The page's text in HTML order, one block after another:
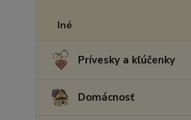
Iné
Prívesky a kľúčenky
Domácnosť